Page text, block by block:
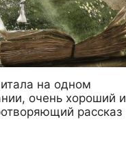
на одном
очень хороший и
рассказ